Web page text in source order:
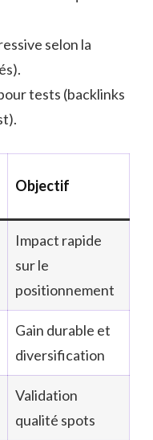
selon la
tests (backlinks
Objectif
Impact rapide
sur le
positionnement
Gain durable et
diversification
Validation
qualité spots